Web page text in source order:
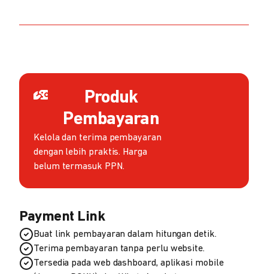
Produk
Pembayaran
Kelola dan terima pembayaran
dengan lebih praktis. Harga
belum termasuk PPN.
Payment Link
Buat link pembayaran dalam hitungan detik.
Terima pembayaran tanpa perlu website.
Tersedia pada web dashboard, aplikasi mobile